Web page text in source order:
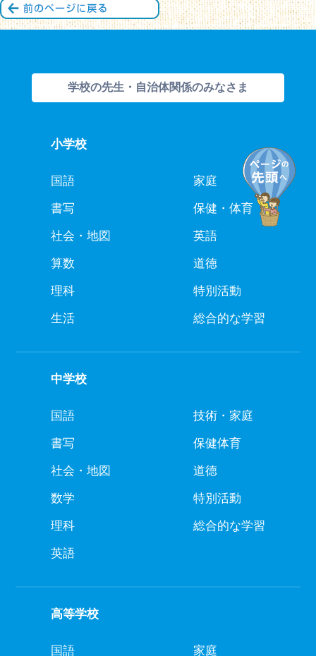
学校の先生・自治体関係のみなさま
小学校
国語
書写
社会・地図
算数
理科
生活
家庭
保健・体育
英語
道徳
特別活動
総合的な学習
中学校
国語
書写
社会・地図
数学
理科
英語
技術・家庭
保健体育
道徳
特別活動
総合的な学習
高等学校
国語 家庭